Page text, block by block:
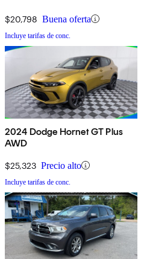
$20,798 Buena oferta
Incluye tarifas de conc.
2024 Dodge Hornet GT Plus
AWD
$25,323 Precio alto
Incluye tarifas de conc.